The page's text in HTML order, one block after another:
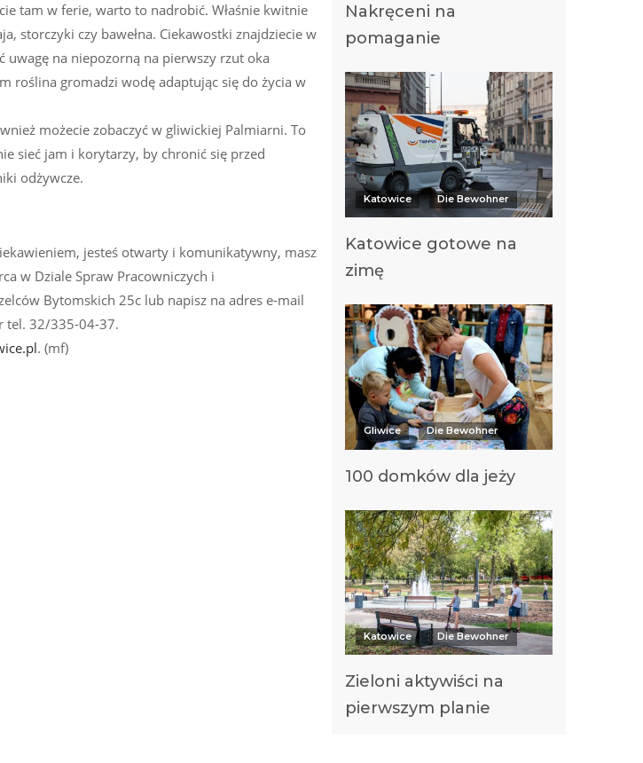
tam w ferie, warto to nadrobić. Właśnie kwitnie
storczyki czy bawełna. Ciekawostki znajdziecie w
na niepozorną na pierwszy rzut oka
roślina gromadzi wodę adaptując się do życia w
możecie zobaczyć w gliwickiej Palmiarni. To
sieć jam i korytarzy, by chronić się przed
odżywcze.
jesteś otwarty i komunikatywny, masz
w Dziale Spraw Pracowniczych i
Bytomskich 25c lub napisz na adres e-mail
tel. 32/335-04-37.
. (mf)
Nakręceni na
pomaganie
Katowice Die Bewohner
Katowice gotowe na
zimę
Gliwice Die Bewohner
100 domków dla jeży
Katowice Die Bewohner
Zieloni aktywiści na
pierwszym planie